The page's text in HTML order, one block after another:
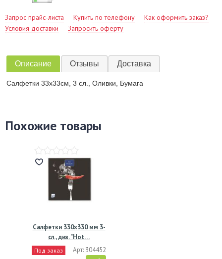
Запрос прайс-листа Купить по телефону
Как оформить заказ?
Условия доставки
Запросить оферту
Описание Отзывы Доставка
Салфетки 33х33см, 3 сл., Оливки, Бумага
Похожие товары
Салфетки 330х330 мм 3-
сл., диз. "Hot…
Под заказ Арт: 304452